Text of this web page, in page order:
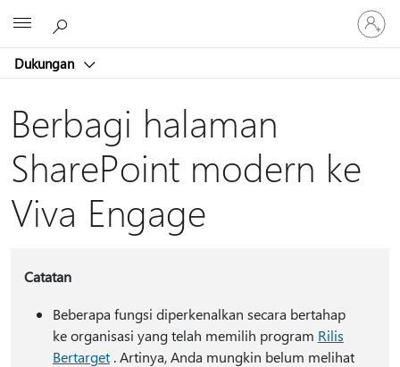
Dukungan
Masuk
ke
akun
Berbagi halaman
SharePoint modern ke
Viva Engage
Catatan
Beberapa fungsi diperkenalkan secara bertahap
ke organisasi yang telah memilih program Rilis
Bertarget. Artinya, Anda mungkin belum melihat